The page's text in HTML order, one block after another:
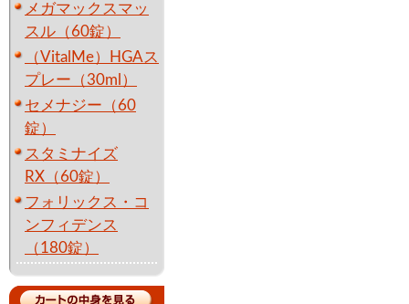
メガマックスマッ
スル（60錠）
（VitalMe）HGAス
プレー（30ml）
セメナジー（60
錠）
スタミナイズ
RX（60錠）
フォリックス・コ
ンフィデンス
（180錠）